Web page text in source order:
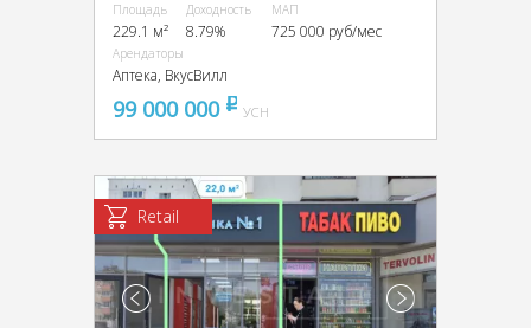
Площадь
229.1 м²
Доходность
8.79%
МАП
725 000 руб/мес
Арендаторы
Аптека, ВкусВилл
99 000 000 pуб
УСН
Retail